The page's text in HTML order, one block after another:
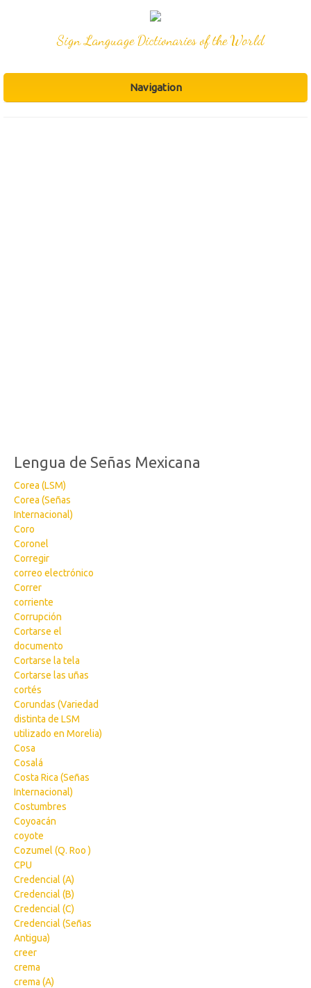
Sign Language Dictionaries of the World
Navigation
Lengua de Señas Mexicana
Corea (LSM)
Corea (Señas
Internacional)
Coro
Coronel
Corregir
correo electrónico
Correr
corriente
Corrupción
Cortarse el
documento
Cortarse la tela
Cortarse las uñas
cortés
Corundas (Variedad
distinta de LSM
utilizado en Morelia)
Cosa
Cosalá
Costa Rica (Señas
Internacional)
Costumbres
Coyoacán
coyote
Cozumel (Q. Roo )
CPU
Credencial (A)
Credencial (B)
Credencial (C)
Credencial (Señas
Antigua)
creer
crema
crema (A)